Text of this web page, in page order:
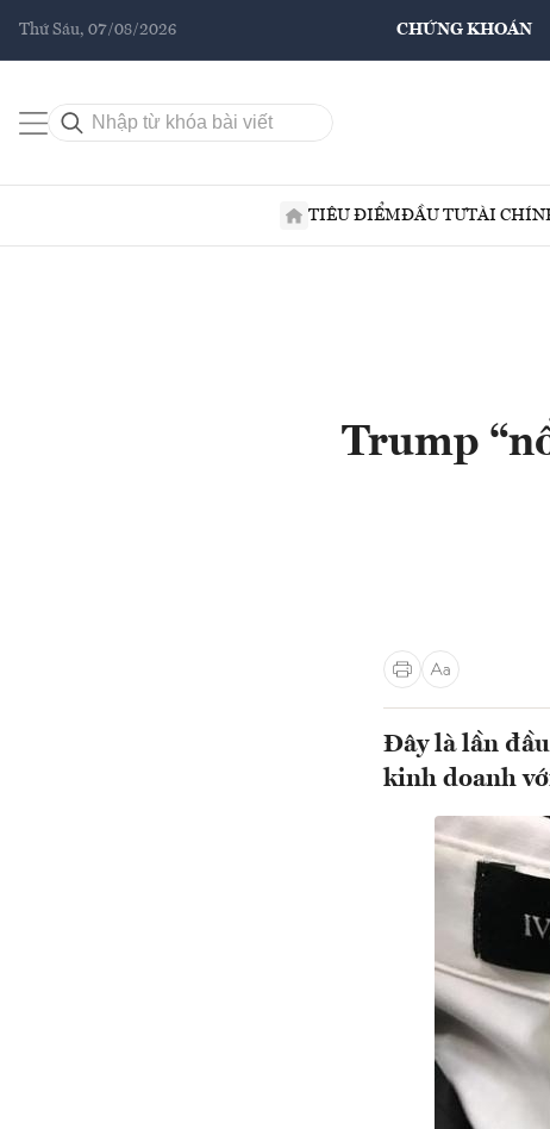
Thứ Sáu, 07/08/2026 CHỨNG KHOÁN
TIÊU ĐIỂMĐẦU TƯTÀI
Trump
Đây là lần
kinh doanh